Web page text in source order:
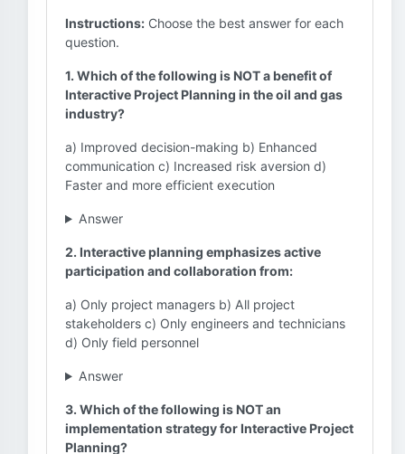
Instructions: Choose the best answer for each
question.
1. Which of the following is NOT a benefit of
Interactive Project Planning in the oil and gas
industry?
a) Improved decision-making b) Enhanced
communication c) Increased risk aversion d)
Faster and more efficient execution
Answer
2. Interactive planning emphasizes active
participation and collaboration from:
a) Only project managers b) All project
stakeholders c) Only engineers and technicians
d) Only field personnel
Answer
3. Which of the following is NOT an
implementation strategy for Interactive Project
Planning?